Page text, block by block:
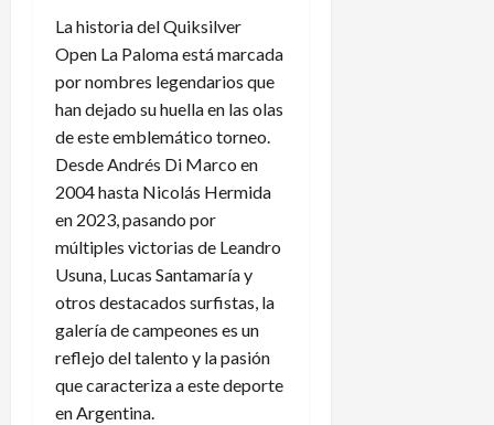
La historia del Quiksilver
Open La Paloma está marcada
por nombres legendarios que
han dejado su huella en las olas
de este emblemático torneo.
Desde Andrés Di Marco en
2004 hasta Nicolás Hermida
en 2023, pasando por
múltiples victorias de Leandro
Usuna, Lucas Santamaría y
otros destacados surfistas, la
galería de campeones es un
reflejo del talento y la pasión
que caracteriza a este deporte
en Argentina.